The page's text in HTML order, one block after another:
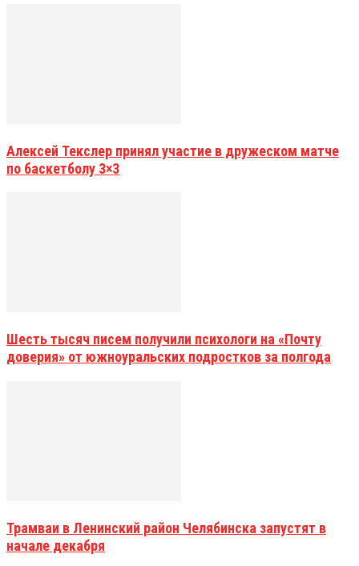
Алексей Текслер принял участие в дружеском матче
по баскетболу 3×3
Шесть тысяч писем получили психологи на «Почту
доверия» от южноуральских подростков за полгода
Трамваи в Ленинский район Челябинска запустят в
начале декабря